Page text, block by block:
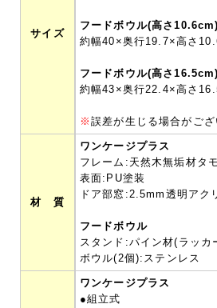
サイズ
フードボウル(高さ
約幅40×奥行19.7×高さ
フードボウル(高さ
約幅43×奥行22.4×高さ
※誤差が生じる場合がご
材 質
ワンケージプラス
フレーム:天然木無垢材タ
表面:PU塗装
ドア部窓:2.5mm透明アク
フードボウル
スタンド:パイン材(ラッカ
ボウル(2個):ステンレス
ワンケージプラス
●組立式